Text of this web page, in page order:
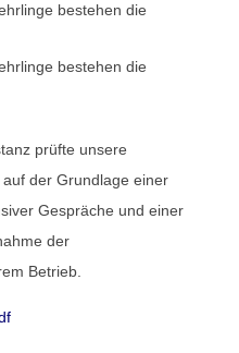
bestehen die
bestehen die
prüfte unsere
der Grundlage einer
Gespräche und einer
der
Betrieb.